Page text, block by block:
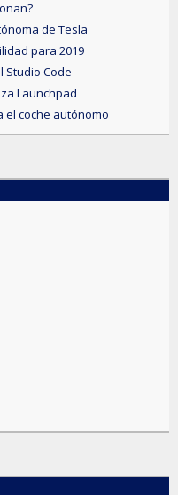
de Tesla
para 2019
Studio Code
Launchpad
el coche autónomo